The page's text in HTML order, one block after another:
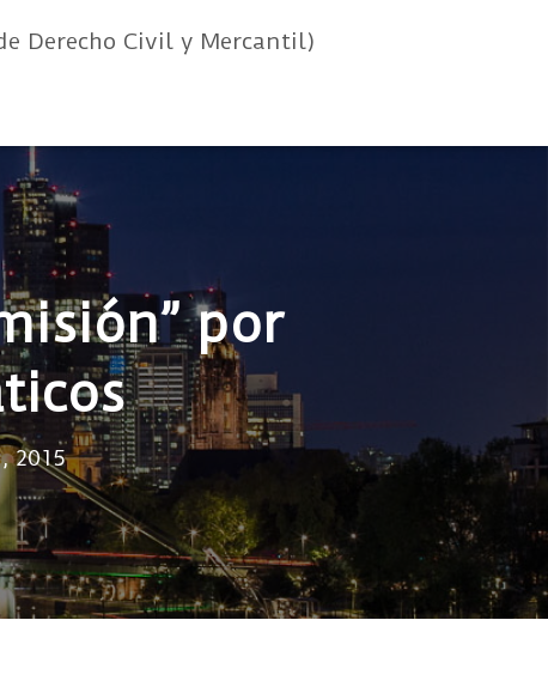
Derecho Civil y Mercantil)
por
2015